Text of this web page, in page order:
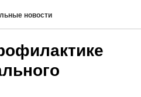
новости